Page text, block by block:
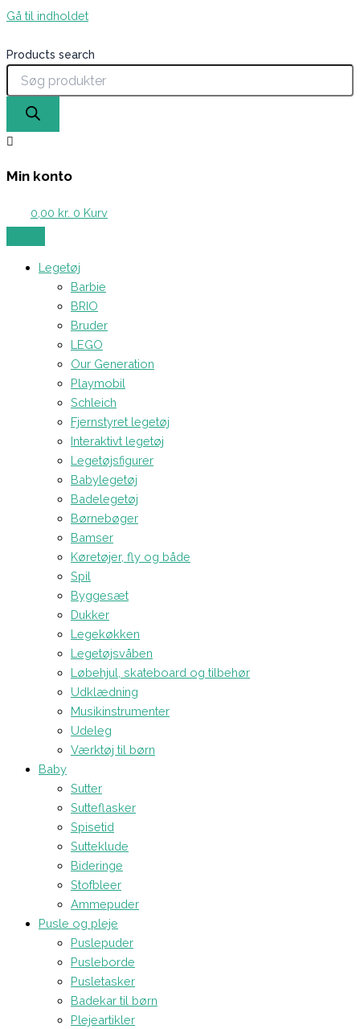
Gå til indholdet
Products search
Min konto
0,00 kr. 0 Kurv
Legetøj
Barbie
BRIO
Bruder
LEGO
Our Generation
Playmobil
Schleich
Fjernstyret legetøj
Interaktivt legetøj
Legetøjsfigurer
Babylegetøj
Badelegetøj
Børnebøger
Bamser
Køretøjer, fly og både
Spil
Byggesæt
Dukker
Legekøkken
Legetøjsvåben
Løbehjul, skateboard og tilbehør
Udklædning
Musikinstrumenter
Udeleg
Værktøj til børn
Baby
Sutter
Sutteflasker
Spisetid
Sutteklude
Bideringe
Stofbleer
Ammepuder
Pusle og pleje
Puslepuder
Pusleborde
Pusletasker
Badekar til børn
Plejeartikler